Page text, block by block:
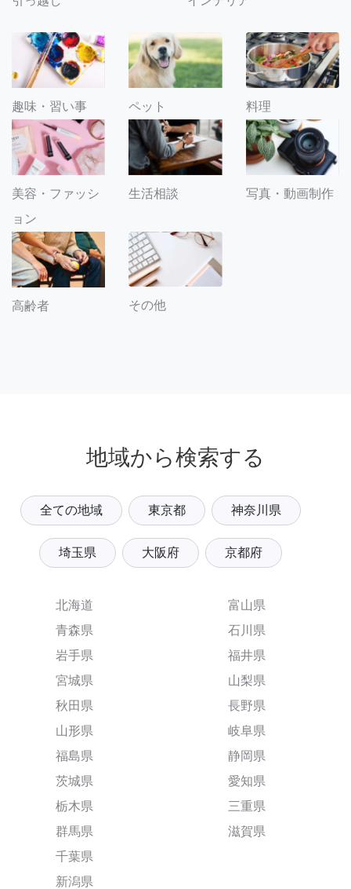
趣味・習い事 ペット 料理
美容・ファッシ
ョン
生活相談 写真・動画制作
高齢者 その他
地域から検索する
全ての地域 東京都 神奈川県
埼玉県 大阪府 京都府
北海道
青森県
岩手県
宮城県
秋田県
山形県
福島県
茨城県
栃木県
群馬県
千葉県
新潟県
富山県
石川県
福井県
山梨県
長野県
岐阜県
静岡県
愛知県
三重県
滋賀県